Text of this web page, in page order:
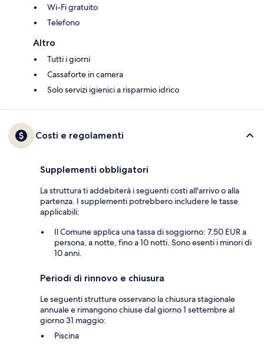
Wi-Fi gratuito
Telefono
Altro
Tutti i giorni
Cassaforte in camera
Solo servizi igienici a risparmio idrico
Costi e regolamenti
Supplementi obbligatori
La struttura ti addebiterà i seguenti costi all'arrivo o alla
partenza. I supplementi potrebbero includere le tasse
applicabili:
Il Comune applica una tassa di soggiorno: 7.50 EUR a
persona, a notte, fino a 10 notti. Sono esenti i minori di
10 anni.
Periodi di rinnovo e chiusura
Le seguenti strutture osservano la chiusura stagionale
annuale e rimangono chiuse dal giorno 1 settembre al
giorno 31 maggio:
Piscina